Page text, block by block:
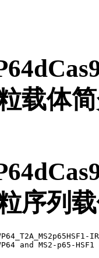
载体
序列
codon of human 
                     EF-1-alpha"
     primer_bind     2603..2623
                     /label=EF1a-F
                     /note="Human elongation factor-1a promoter, forward primer"
     regulatory      2665..2674
                     /regulatory_class="other"
                     /note="vertebrate consensus sequence for strong initiation 
                     of translation (Kozak, 1987)"
     CDS             2674..2823
                     /codon_start=1
                     /product="tetrameric repeat of the minimal activation 
                     domain of herpes simplex virus VP16 (Beerli et al., 1998)"
                     /label=VP64
                     /translation="DALDDFDLDMLGSDALDDFDLDMLGSDALDDFDLDMLGSDALDDF
                     DLDML"
     CDS             2854..2901
                     /codon_start=1
                     /product="bipartite nuclear localization signal from 
                     nucleoplasmin"
                     /label=nucleoplasmin NLS
                     /translation="KRPAATKKAGQAKKKK"
     CDS             2902..7002
                     /codon_start=1
                     /product="catalytically dead mutant of the Cas9 
                     endonuclease from the Streptococcus pyogenes Type II 
                     CRISPR/Cas system"
                     /label=dCas9
                     /note="RNA-guided DNA-binding protein that lacks 
                     endonuclease activity due to the D10A mutation in the RuvC 
                     catalytic domain and the N863A mutation in the HNH 
                     catalytic domain"
                     /